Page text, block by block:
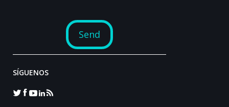
SÍGUENOS